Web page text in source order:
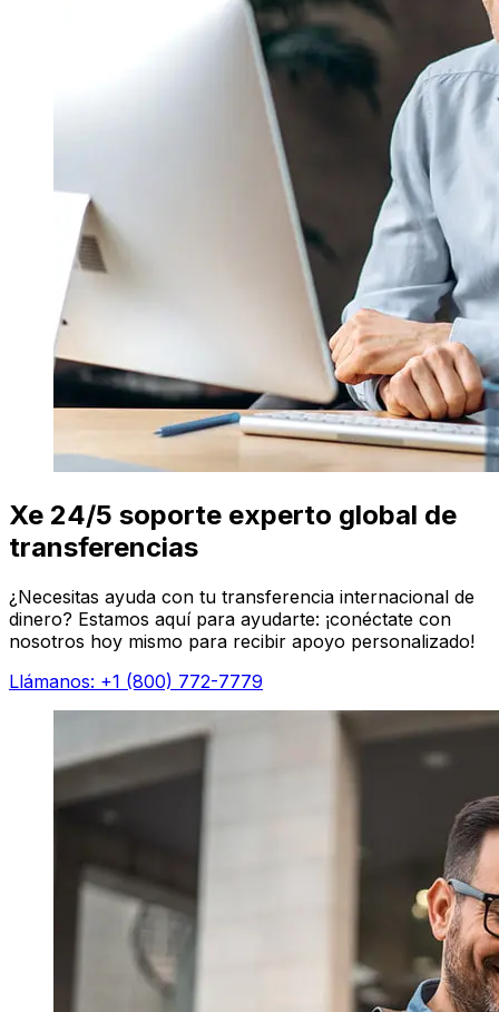
Xe 24/5 soporte experto global de
transferencias
¿Necesitas ayuda con tu transferencia internacional de
dinero? Estamos aquí para ayudarte: ¡conéctate con
nosotros hoy mismo para recibir apoyo personalizado!
Llámanos: +1 (800) 772-7779